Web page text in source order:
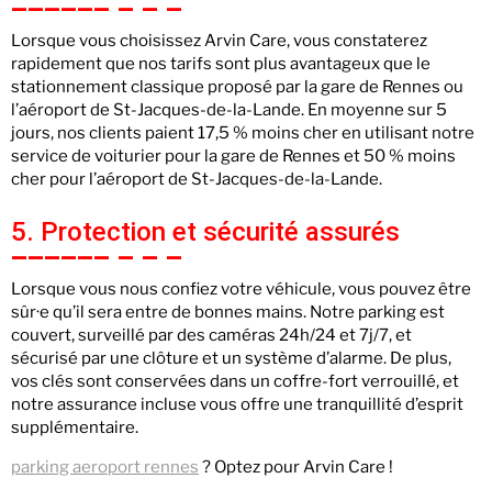
Lorsque vous choisissez Arvin Care, vous constaterez
rapidement que nos tarifs sont plus avantageux que le
stationnement classique proposé par la gare de Rennes ou
l’aéroport de St-Jacques-de-la-Lande. En moyenne sur 5
jours, nos clients paient 17,5 % moins cher en utilisant notre
service de voiturier pour la gare de Rennes et 50 % moins
cher pour l’aéroport de St-Jacques-de-la-Lande.
5. Protection et sécurité assurés
Lorsque vous nous confiez votre véhicule, vous pouvez être
sûr·e qu’il sera entre de bonnes mains. Notre parking est
couvert, surveillé par des caméras 24h/24 et 7j/7, et
sécurisé par une clôture et un système d’alarme. De plus,
vos clés sont conservées dans un coffre-fort verrouillé, et
notre assurance incluse vous offre une tranquillité d’esprit
supplémentaire.
parking aeroport rennes ? Optez pour Arvin Care !